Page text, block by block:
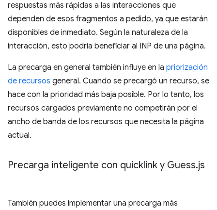
respuestas más rápidas a las interacciones que
dependen de esos fragmentos a pedido, ya que estarán
disponibles de inmediato. Según la naturaleza de la
interacción, esto podría beneficiar al INP de una página.
La precarga en general también influye en la priorización
de recursos general. Cuando se precargó un recurso, se
hace con la prioridad más baja posible. Por lo tanto, los
recursos cargados previamente no competirán por el
ancho de banda de los recursos que necesita la página
actual.
Precarga inteligente con quicklink y Guess.js
También puedes implementar una precarga más